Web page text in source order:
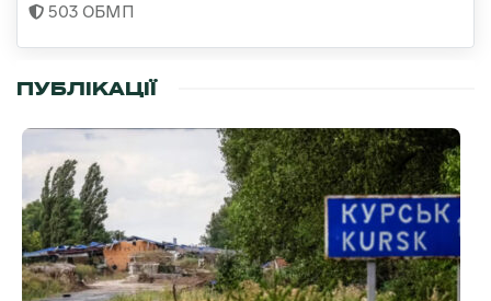
503 ОБМП
ПУБЛІКАЦІЇ